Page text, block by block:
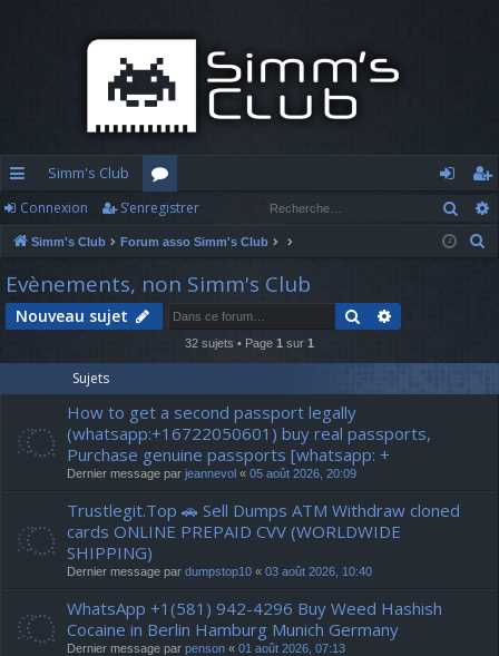
cc
ès
ra
pi
e
Simm's Club
or
u
m
o
n
n
’e
nr
r
Connexion S’enregistrer
Simm's Club Forum asso Simm's Club
r
Evènements, non Simm's Club
Nouveau sujet Rechercher
32 sujets • Page 1 sur 1
Sujets
How to get a second passport legally
(whatsapp:+16722050601) buy real passports,
Purchase genuine passports [whatsapp: +
Dernier message par jeannevol « 05 août 2026, 20:09
Trustlegit.Top 🚗 Sell Dumps ATM Withdraw cloned
cards ONLINE PREPAID CVV (WORLDWIDE
SHIPPING)
Dernier message par dumpstop10 « 03 août 2026, 10:40
WhatsApp +1(581) 942-4296 Buy Weed Hashish
Cocaine in Berlin Hamburg Munich Germany
Dernier message par penson « 01 août 2026, 07:13